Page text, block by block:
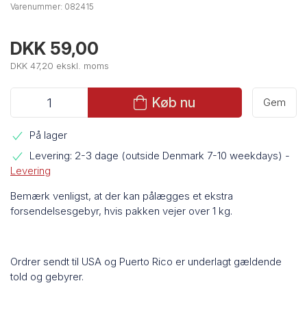
Varenummer: 082415
DKK 59,00
DKK 47,20 ekskl. moms
Køb nu Gem
På lager
Levering: 2-3 dage (outside Denmark 7-10 weekdays) -
Levering
Bemærk venligst, at der kan pålægges et ekstra
forsendelsesgebyr, hvis pakken vejer over 1 kg.
Ordrer sendt til USA og Puerto Rico er underlagt gældende
told og gebyrer.